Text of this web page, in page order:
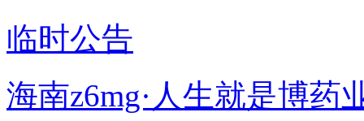
临时公告
海南z6mg·人生就是博药